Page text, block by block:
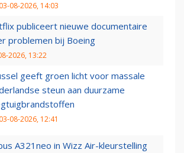
03-08-2026, 14:03
publiceert nieuwe documentaire
problemen bij Boeing
2026, 13:22
geeft groen licht voor massale
steun aan duurzame
03-08-2026, 12:41
A321neo in Wizz Air-kleurstelling